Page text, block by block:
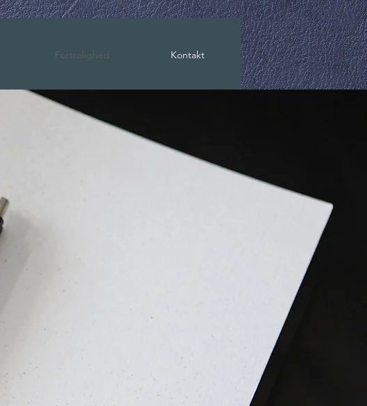
Fortrolighed Kontakt